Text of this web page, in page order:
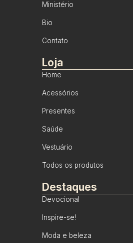
Ministério
Bio
Contato
Loja
Home
Acessórios
Presentes
Saúde
Vestuário
Todos os produtos
Destaques
Devocional
Inspire-se!
Moda e beleza